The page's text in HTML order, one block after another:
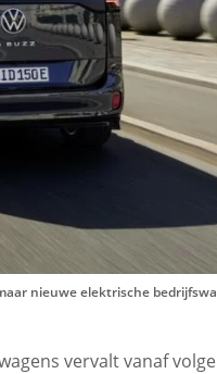
nieuwe elektrische
vervalt vanaf